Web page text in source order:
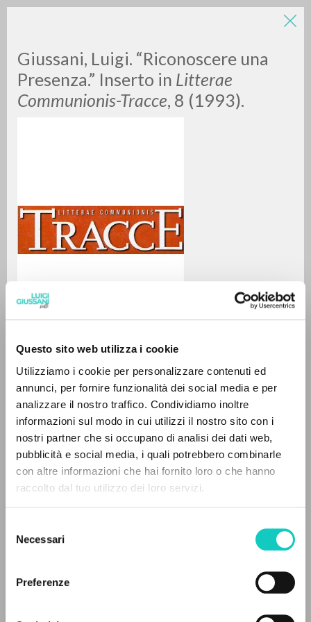
Questo sito web utilizza i cookie
Utilizziamo i cookie per personalizzare contenuti ed
annunci, per fornire funzionalità dei social media e per
analizzare il nostro traffico. Condividiamo inoltre
informazioni sul modo in cui utilizzi il nostro sito con i
nostri partner che si occupano di analisi dei dati web,
pubblicità e social media, i quali potrebbero combinarle
con altre informazioni che hai fornito loro o che hanno
raccolto dal tuo utilizzo dei loro servizi.
delNecessari
Preferenze
Giussani, Luigi. “Riconoscere una
Presenza.” Inserto in Litterae
Communionis-Tracce, 8 (1993).
Giussani LuigiAutor
Italiano
Litterae Communionis-Tracce
1993
Páginas: 8
LUIGI
GIUSSANI
BÚSQUEDA AVANZADA »
0DOCUMENTOS ENCONTRADOS
RESULTADOS SUCESIVOS